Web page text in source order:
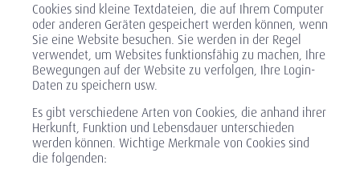
Cookies sind kleine Textdateien, die auf Ihrem Computer
oder anderen Geräten gespeichert werden können, wenn
Sie eine Website besuchen. Sie werden in der Regel
verwendet, um Websites funktionsfähig zu machen, Ihre
Bewegungen auf der Website zu verfolgen, Ihre Login-
Daten zu speichern usw.
Es gibt verschiedene Arten von Cookies, die anhand ihrer
Herkunft, Funktion und Lebensdauer unterschieden
werden können. Wichtige Merkmale von Cookies sind
die folgenden: